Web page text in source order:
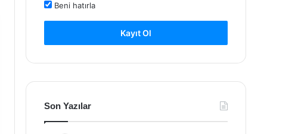
Beni hatırla
Kayıt Ol
Son Yazılar